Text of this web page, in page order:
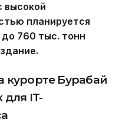
высокой
планируется
760 тыс. тонн
курорте Бурабай
для IT-